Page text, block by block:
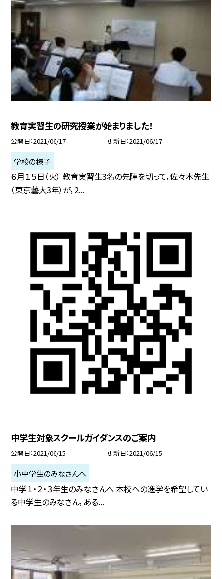
教育実習生の研究授業が始まりました！
公開日 2021/06/17 更新日 2021/06/17
学校の様子
６月１５日（火） 教育実習生3名の先陣を切って，佐々木先生
（東京藝大3年）が，2...
中学生対象スクールガイダンスのご案内
公開日 2021/06/15 更新日 2021/06/15
小中学生のみなさんへ
中学１・２・３年生のみなさんへ 本校への進学を希望してい
る中学生のみなさん，ある...